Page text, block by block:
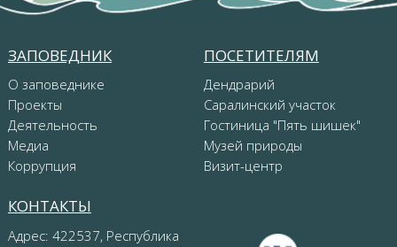
ЗАПОВЕДНИК
О заповеднике
Проекты
Деятельность
Медиа
Коррупция
ПОСЕТИТЕЛЯМ
Дендрарий
Саралинский участок
Гостиница "Пять шишек"
Музей природы
Визит-центр
КОНТАКТЫ
Адрес: 422537, Республика